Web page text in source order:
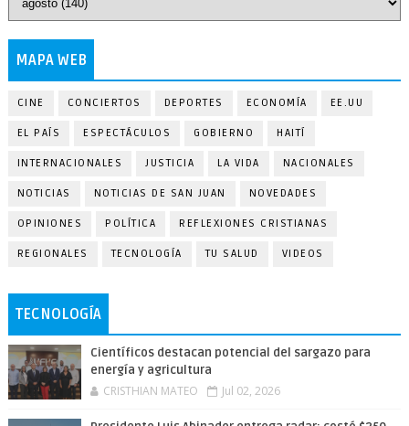
MAPA WEB
CINE CONCIERTOS DEPORTES ECONOMÍA EE.UU
EL PAÍS ESPECTÁCULOS GOBIERNO HAITÍ
INTERNACIONALES JUSTICIA LA VIDA NACIONALES
NOTICIAS NOTICIAS DE SAN JUAN NOVEDADES
OPINIONES POLÍTICA REFLEXIONES CRISTIANAS
REGIONALES TECNOLOGÍA TU SALUD VIDEOS
TECNOLOGÍA
Científicos destacan potencial del sargazo para
energía y agricultura
CRISTHIAN MATEO Jul 02, 2026